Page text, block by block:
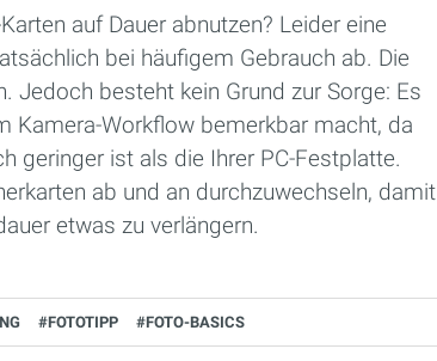
auf Dauer abnutzen? Leider eine
bei häufigem Gebrauch ab. Die
Jedoch besteht kein Grund zur Sorge: Es
Kamera-Workflow bemerkbar macht, da
geringer ist als die Ihrer PC-Festplatte.
ab und an durchzuwechseln, damit
etwas zu verlängern.
#FOTOTIPP #FOTO-BASICS